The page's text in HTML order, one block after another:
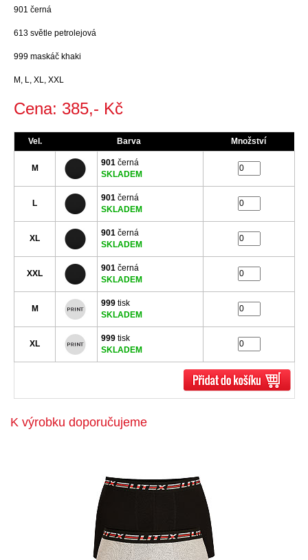
901 černá
613 světle petrolejová
999 maskáč khaki
M, L, XL, XXL
Cena: 385,- Kč
Vel. Barva Množství
M
901 černá
SKLADEM
L
901 černá
SKLADEM
XL
901 černá
SKLADEM
XXL
901 černá
SKLADEM
M
999 tisk
SKLADEM
XL
999 tisk
SKLADEM
K výrobku doporučujeme